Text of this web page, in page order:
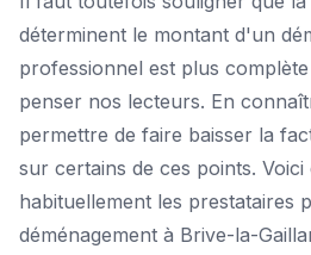
déterminent le montant d'un
professionnel est plus
penser nos lecteurs. En
permettre de faire baisser la
sur certains de ces points.
habituellement les prestataires
déménagement à Brive-la-